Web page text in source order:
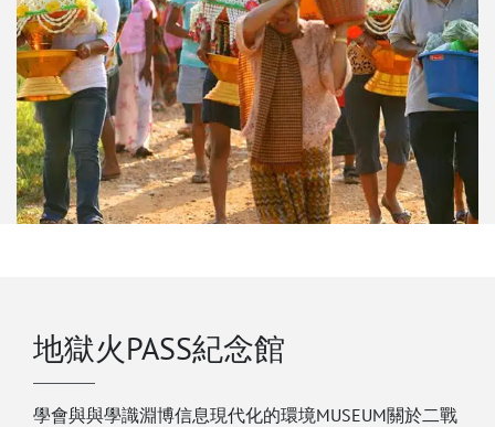
地獄火PASS紀念館
學會與與學識淵博信息現代化的環境MUSEUM關於二戰